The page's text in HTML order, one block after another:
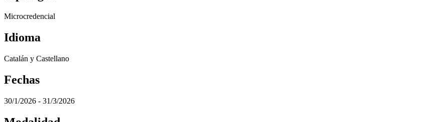
Microcredencial
Idioma
Catalán y Castellano
Fechas
30/1/2026 - 31/3/2026